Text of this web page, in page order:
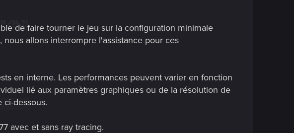
de faire tourner le jeu sur la configuration minimale
allons interrompre l'assistance pour ces
en interne. Les performances peuvent varier en fonction
lié aux paramètres graphiques ou de la résolution de
dessous.
avec et sans ray tracing.